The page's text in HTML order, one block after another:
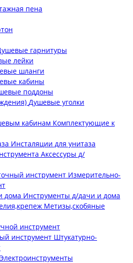
пена
гарнитуры
лейки
шланги
кабины
поддоны
Душевые уголки
Комплектующие к
Инсталяции для унитаза
Аксессуры д/
Измерительно-
Инструменты д/дачи и дома
Метизы,скобяные
инструмент
Штукатурно-
Электроинструменты